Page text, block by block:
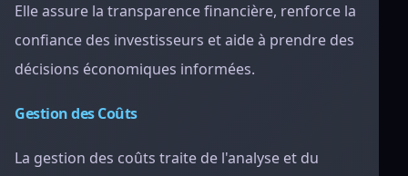
Elle assure la transparence financière, renforce la
confiance des investisseurs et aide à prendre des
décisions économiques informées.
Gestion des Coûts
La gestion des coûts traite de l'analyse et du